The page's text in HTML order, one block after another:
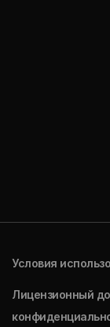
Условия
Лицензионный